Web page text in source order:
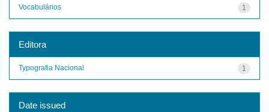
1
Vocabulários
Editora
1
Typografia Nacional
Date issued